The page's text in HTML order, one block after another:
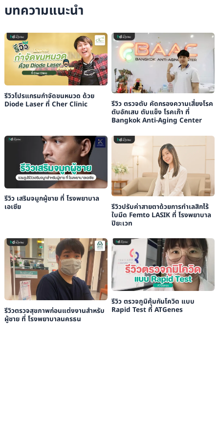
บทความแนะนำ
รีวิวโปรแกรมกำจัดขนหนวด ด้วย
Diode Laser ที่ Cher Clinic
รีวิว ตรวจตับ คัดกรองความเสี่ยงโรค
ตับอักเสบ ตับแข็ง โรคเก๊า ที่
Bangkok Anti-Aging Center
รีวิว เสริมจมูกผู้ชาย ที่ โรงพยาบาล
เอเซีย
รีวิวปรับค่าสายตาด้วยการทำเลสิกไร้
ใบมีด Femto LASIK ที่ โรงพยาบาล
ปิยะเวท
รีวิวตรวจสุขภาพก่อนแต่งงานสำหรับ
ผู้ชาย ที่ โรงพยาบาลนครธน
รีวิว ตรวจภูมิคุ้มกันโควิด แบบ
Rapid Test ที่ ATGenes